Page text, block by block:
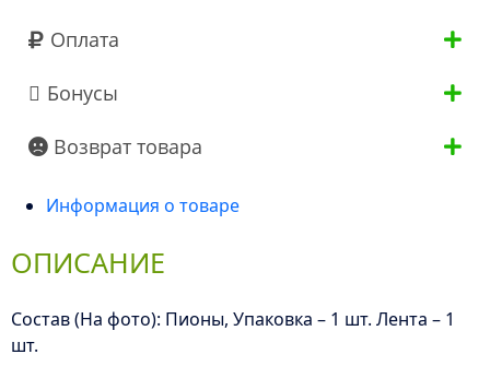
Оплата
Бонусы
Возврат товара
Информация о товаре
ОПИСАНИЕ
Состав (На фото): Пионы, Упаковка – 1 шт. Лента – 1
шт.